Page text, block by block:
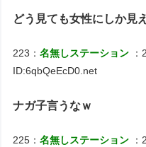
どう見ても女性にしか見
223：名無しステーション
ID:6qbQeEcD0.net
ナガ子言うなｗ
225：名無しステーション